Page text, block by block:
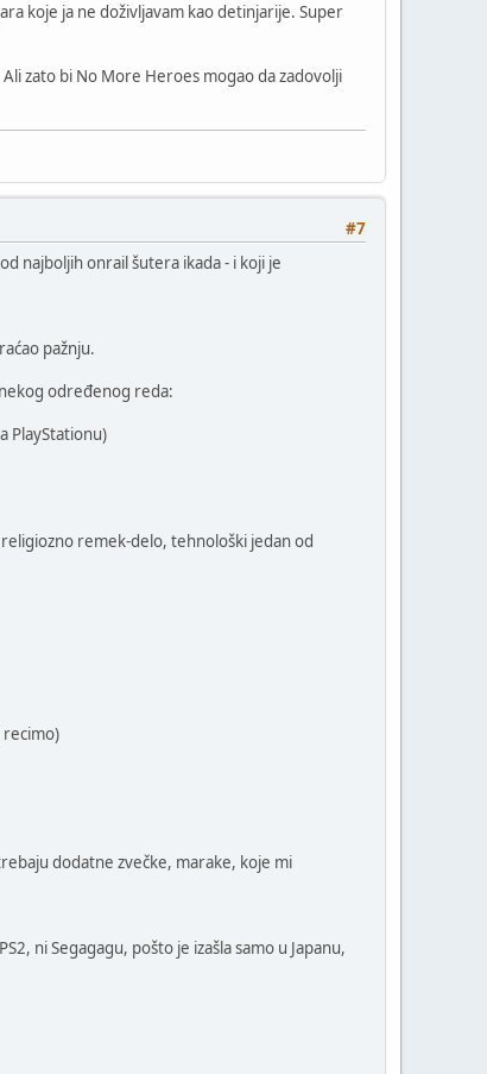
koje ja ne doživljavam kao detinjarije. Super
zato bi No More Heroes mogao da zadovolji
#7
najboljih onrail šutera ikada - i koji je
pažnju.
određenog reda:
PlayStationu)
remek-delo, tehnološki jedan od
recimo)
dodatne zvečke, marake, koje mi
ni Segagagu, pošto je izašla samo u Japanu,